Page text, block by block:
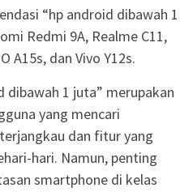
“hp android dibawah 1
Redmi 9A, Realme C11,
A15s, dan Vivo Y12s.
dibawah 1 juta” merupakan
yang mencari
dan fitur yang
hari. Namun, penting
smartphone di kelas